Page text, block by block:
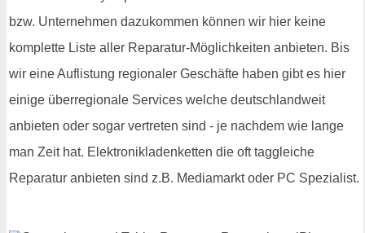
bzw. Unternehmen dazukommen können wir hier keine
komplette Liste aller Reparatur-Möglichkeiten anbieten. Bis
wir eine Auflistung regionaler Geschäfte haben gibt es hier
einige überregionale Services welche deutschlandweit
anbieten oder sogar vertreten sind - je nachdem wie lange
man Zeit hat. Elektronikladenketten die oft taggleiche
Reparatur anbieten sind z.B. Mediamarkt oder PC Spezialist.